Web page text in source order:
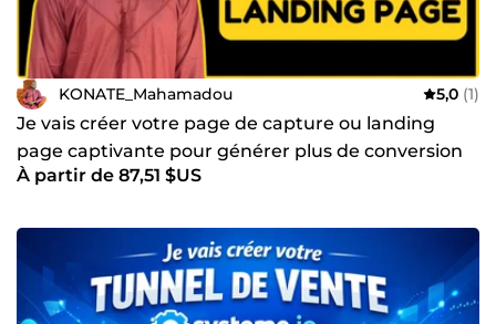
KONATE_Mahamadou 5,0 (1)
Je vais créer votre page de capture ou landing
page captivante pour générer plus de conversion
À partir de 87,51 $US